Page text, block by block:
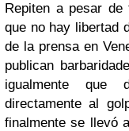
Repiten a pesar
que no hay libertad
de la prensa en
publican
igualmente que
directamente al
finalmente se llevó